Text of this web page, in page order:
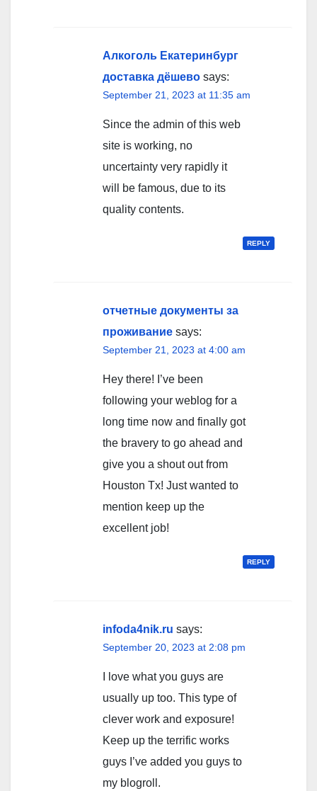
Алкоголь Екатеринбург
доставка дёшево says:
September 21, 2023 at 11:35 am
Since the admin of this web
site is working, no
uncertainty very rapidly it
will be famous, due to its
quality contents.
REPLY
отчетные документы за
проживание says:
September 21, 2023 at 4:00 am
Hey there! I’ve been
following your weblog for a
long time now and finally got
the bravery to go ahead and
give you a shout out from
Houston Tx! Just wanted to
mention keep up the
excellent job!
REPLY
infoda4nik.ru says:
September 20, 2023 at 2:08 pm
I love what you guys are
usually up too. This type of
clever work and exposure!
Keep up the terrific works
guys I’ve added you guys to
my blogroll.